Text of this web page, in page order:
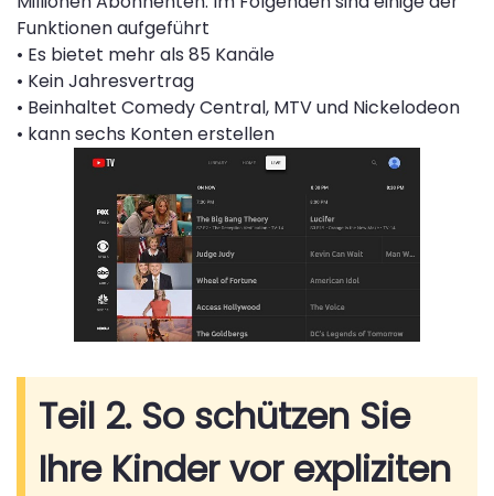
Funktionen aufgeführt
• Es bietet mehr als 85 Kanäle
• Kein Jahresvertrag
• Beinhaltet Comedy Central, MTV und Nickelodeon
• kann sechs Konten erstellen
Teil 2. So schützen Sie
Ihre Kinder vor expliziten